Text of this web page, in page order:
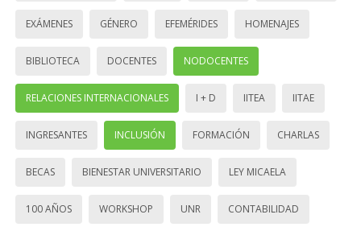
EXÁMENES GÉNERO EFEMÉRIDES HOMENAJES
BIBLIOTECA DOCENTES NODOCENTES
RELACIONES INTERNACIONALES I + D IITEA IITAE
INGRESANTES INCLUSIÓN FORMACIÓN CHARLAS
BECAS BIENESTAR UNIVERSITARIO LEY MICAELA
100 AÑOS WORKSHOP UNR CONTABILIDAD